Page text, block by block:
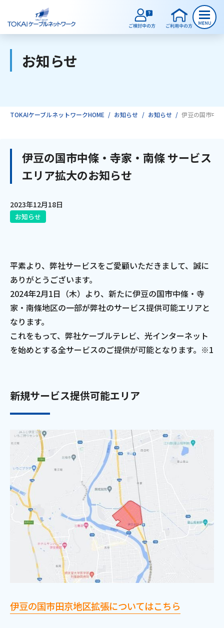
ご検討中のお客様
インターネット
おトクな情報 料金案内
対応エリア
お電話でのお問い合わせ
受付時間：9:30〜18:00 年中無休
Webメール
お知らせ
TOKAIケーブルネットワークHOME お知らせ お知らせ 伊豆の国市中
伊豆の国市中條・寺家・南條 サービス
エリア拡大のお知らせ
2023年12月18日
お知らせ
平素より、弊社サービスをご愛顧いただきまして、誠に
ありがとうございます。
2024年2月1日（木）より、新たに伊豆の国市中條・寺
家・南條地区の一部が弊社のサービス提供可能エリアと
なります。
これをもって、弊社ケーブルテレビ、光インターネット
を始めとする全サービスのご提供が可能となります。※1
新規サービス提供可能エリア
伊豆の国市田京地区拡張についてはこちら